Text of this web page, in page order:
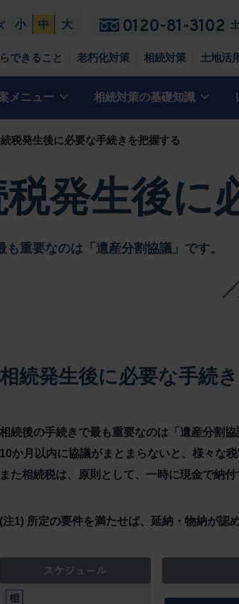
小 中 大 0120-81-3102
できること 老朽化対策 相続対策 土地活
メニュー 相続対策の基礎知識
続きを把握する
の母の住まい
てくれた自宅兼賃貸マンション
税発生後に必要な手続きを把握する
発生後に
重要なのは「遺産分割協議」です。
相続発生後に必要な手続き
相続後の手続きで最も重要なのは「遺産分割
10か月以内に協議がまとまらないと、様々な
また相続税は、原則として、一時に現金で納付
(注1) 所定の要件を満たせば、延納・物納が認